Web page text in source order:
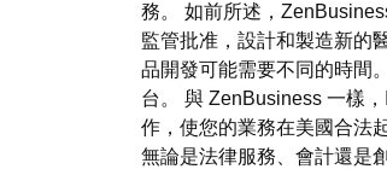
務。 如前所述，
監管批准，設計和製造新的
品開發可能需要不同的時間
台。 與 ZenBusiness 一樣
作，使您的業務在美國合法
無論是法律服務、會計還是